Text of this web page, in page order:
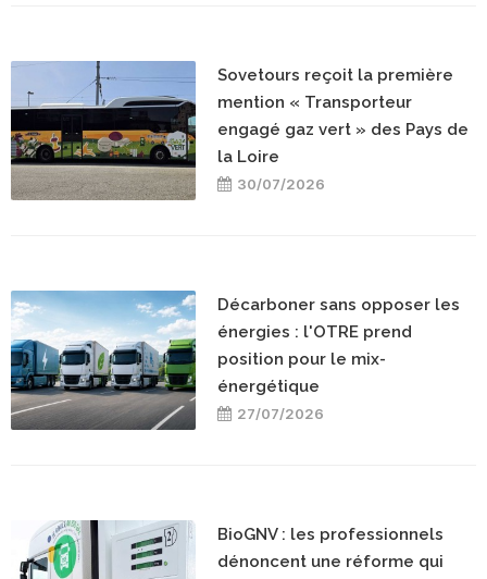
Sovetours reçoit la première
mention « Transporteur
engagé gaz vert » des Pays de
la Loire
30/07/2026
Décarboner sans opposer les
énergies : l'OTRE prend
position pour le mix-
énergétique
27/07/2026
BioGNV : les professionnels
dénoncent une réforme qui